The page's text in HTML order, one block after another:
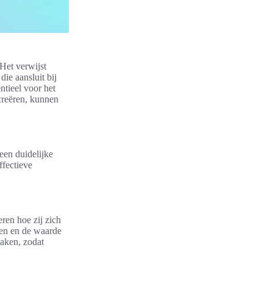
verwijst
aansluit bij
voor het
kunnen
duidelijke
hoe zij zich
en de waarde
zodat